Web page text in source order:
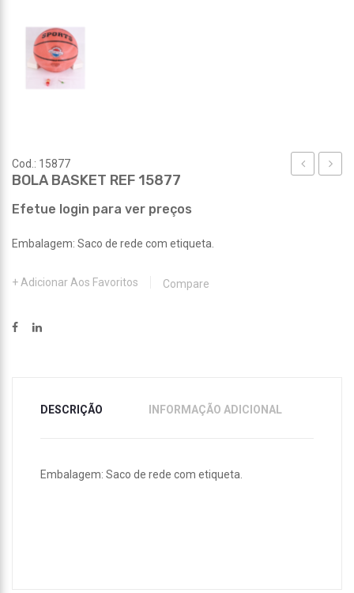
Cod.: 15877
BOLA BASKET REF 15877
Efetue login para ver preços
Embalagem: Saco de rede com etiqueta.
Adicionar Aos Favoritos Compare
DESCRIÇÃO INFORMAÇÃO ADICIONAL
Embalagem: Saco de rede com etiqueta.